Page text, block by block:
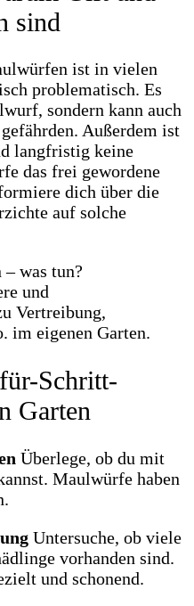
sind
ist in vielen
problematisch. Es
sondern kann auch
Außerdem ist
langfristig keine
das frei gewordene
dich über die
auf solche
Schritt-
Garten
Überlege, ob du mit
Maulwürfe haben
Untersuche, ob viele
vorhanden sind.
und schonend.